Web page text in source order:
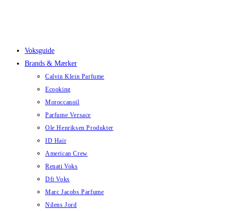
Voksguide
Brands & Mærker
Calvin Klein Parfume
Ecooking
Moroccanoil
Parfume Versace
Ole Henriksen Produkter
ID Hair
American Crew
Renati Voks
Dfi Voks
Marc Jacobs Parfume
Nilens Jord